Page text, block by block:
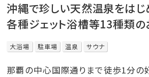
沖縄で珍しい天然温泉をはじ
各種ジェット浴槽等13種類の
大浴場 駐車場 温泉 サウナ
那覇の中心国際通りまで徒歩1分の